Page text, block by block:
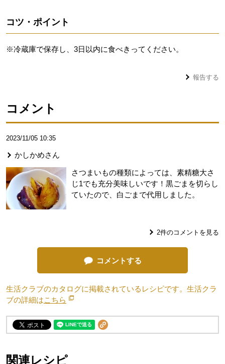
コツ・ポイント
※冷蔵庫で保存し、3日以内に食べきってください。
報告する
コメント
2023/11/05 10:35
かしかめさん
さつまいもの種類によっては、素精糖大さ
じ1でも充分美味しいです！黒ごまを切らし
ていたので、白ごまで代用しました。
2件のコメントを見る
コメントする
生活クラブのカタログに掲載されているレシピです。生活クラ
ブの詳細はこちら 別のウィンドウで開きます。
関連レシピ